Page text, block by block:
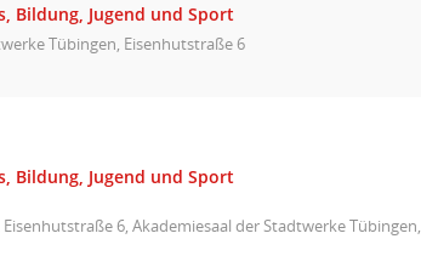
Bildung, Jugend und Sport
Tübingen, Eisenhutstraße 6
Bildung, Jugend und Sport
6, Akademiesaal der Stadtwerke Tübingen,